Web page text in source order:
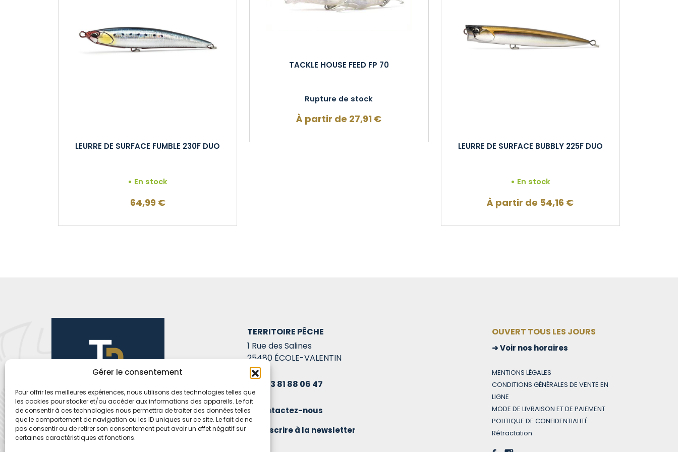
Gérer le consentement
Pour offrir les meilleures expériences, nous utilisons des technologies telles que
les cookies pour stocker et/ou accéder aux informations des appareils. Le fait
de consentir à ces technologies nous permettra de traiter des données telles
que le comportement de navigation ou les ID uniques sur ce site. Le fait de ne
pas consentir ou de retirer son consentement peut avoir un effet négatif sur
certaines caractéristiques et fonctions.
LEURRE DE SURFACE FUMBLE 230F DUO
En stock
64,99 €
TACKLE HOUSE FEED FP 70
Rupture de stock
À partir de 27,91 €
LEURRE DE SURFACE BUBBLY 225F DUO
En stock
À partir de 54,16 €
TERRITOIRE PÊCHE
1 Rue des Salines
25480 ÉCOLE-VALENTIN
03 81 88 06 47
Contactez-nous
S'inscrire à la newsletter
OUVERT TOUS LES JOURS
Voir nos horaires
MENTIONS LÉGALES
CONDITIONS GÉNÉRALES DE VENTE EN
LIGNE
MODE DE LIVRAISON ET DE PAIEMENT
POLITIQUE DE CONFIDENTIALITÉ
Rétractation